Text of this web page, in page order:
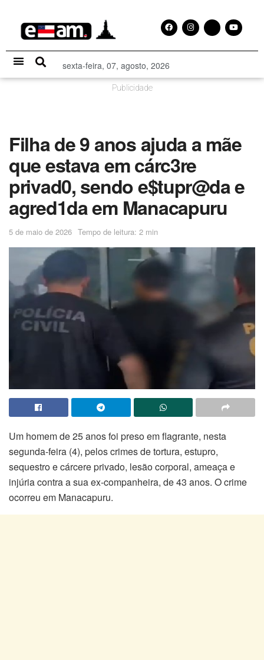
sexta-feira, 07, agosto, 2026
Publicidade
Filha de 9 anos ajuda a mãe
que estava em cárc3re
privad0, sendo e$tupr@da e
agred1da em Manacapuru
5 de maio de 2026 Tempo de leitura: 2 min
Um homem de 25 anos foi preso em flagrante, nesta
segunda-feira (4), pelos crimes de tortura, estupro,
sequestro e cárcere privado, lesão corporal, ameaça e
injúria contra a sua ex-companheira, de 43 anos. O crime
ocorreu em Manacapuru.